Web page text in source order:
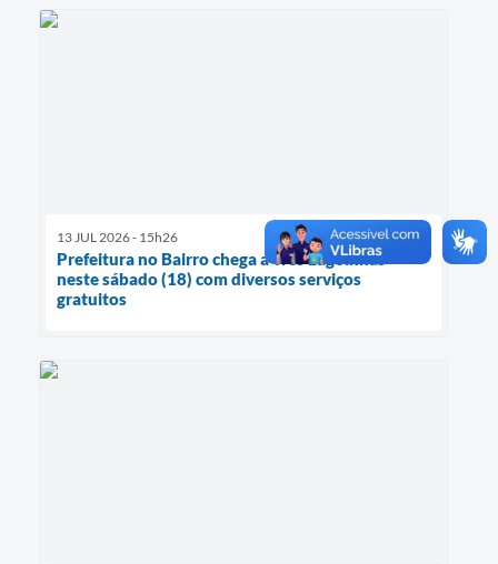
13 JUL 2026 - 15h26
Prefeitura no Bairro chega a Três Lagoinhas
neste sábado (18) com diversos serviços
gratuitos